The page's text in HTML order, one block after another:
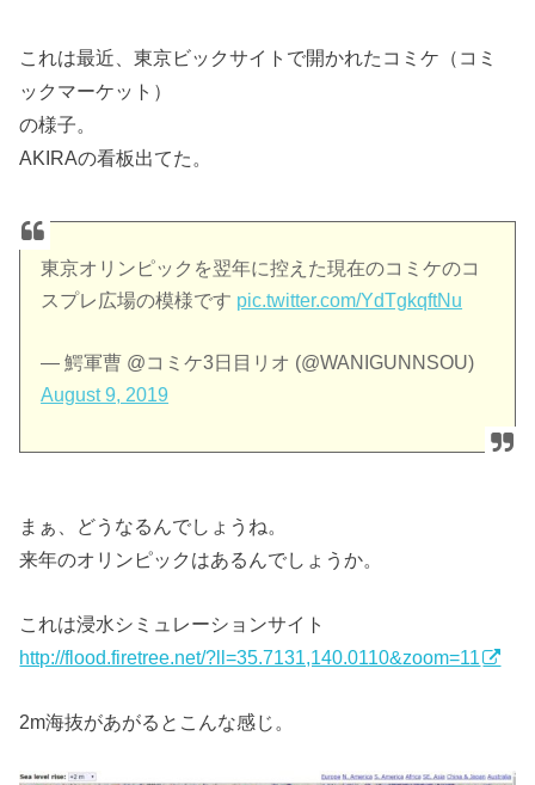
これは最近、東京ビックサイトで開かれたコミケ（コミ
ックマーケット）
の様子。
AKIRAの看板出てた。
東京オリンピックを翌年に控えた現在のコミケのコ
スプレ広場の模様です pic.twitter.com/YdTgkqftNu
— 鰐軍曹 @コミケ3日目リオ (@WANIGUNNSOU)
August 9, 2019
まぁ、どうなるんでしょうね。
来年のオリンピックはあるんでしょうか。
これは浸水シミュレーションサイト
http://flood.firetree.net/?ll=35.7131,140.0110&zoom=11
2m海抜があがるとこんな感じ。